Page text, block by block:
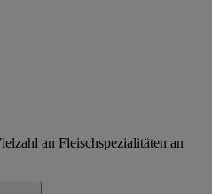
an Fleischspezialitäten an